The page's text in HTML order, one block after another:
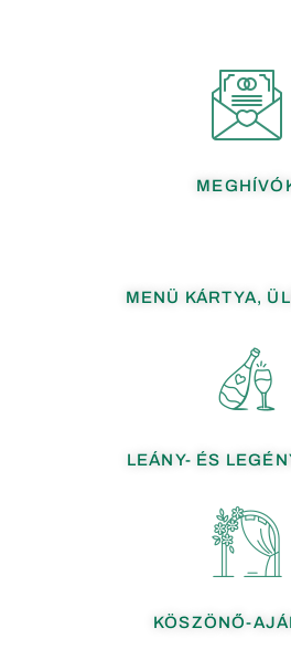
MENÜ KÁRTYA,
LEÁNY- ÉS
KÖSZÖNŐ-